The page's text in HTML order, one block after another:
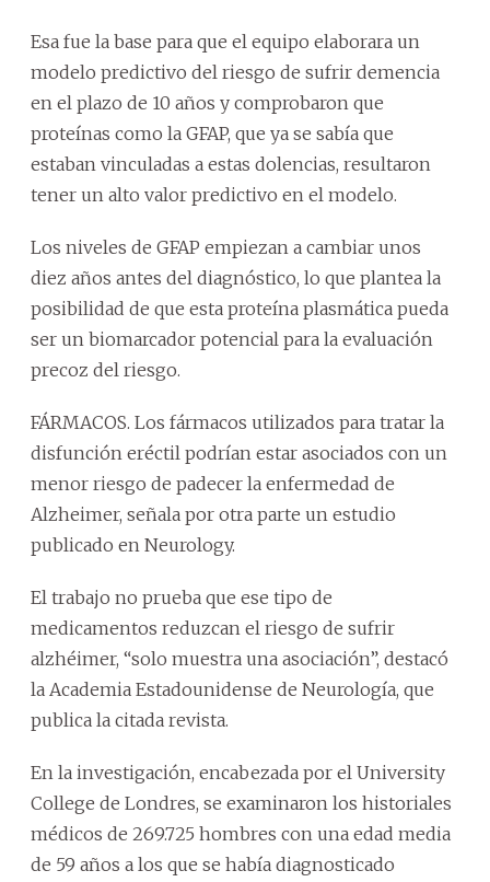
Esa fue la base para que el equipo elaborara un
modelo predictivo del riesgo de sufrir demencia
en el plazo de 10 años y comprobaron que
proteínas como la GFAP, que ya se sabía que
estaban vinculadas a estas dolencias, resultaron
tener un alto valor predictivo en el modelo.
Los niveles de GFAP empiezan a cambiar unos
diez años antes del diagnóstico, lo que plantea la
posibilidad de que esta proteína plasmática pueda
ser un biomarcador potencial para la evaluación
precoz del riesgo.
FÁRMACOS. Los fármacos utilizados para tratar la
disfunción eréctil podrían estar asociados con un
menor riesgo de padecer la enfermedad de
Alzheimer, señala por otra parte un estudio
publicado en Neurology.
El trabajo no prueba que ese tipo de
medicamentos reduzcan el riesgo de sufrir
alzhéimer, “solo muestra una asociación”, destacó
la Academia Estadounidense de Neurología, que
publica la citada revista.
En la investigación, encabezada por el University
College de Londres, se examinaron los historiales
médicos de 269.725 hombres con una edad media
de 59 años a los que se había diagnosticado